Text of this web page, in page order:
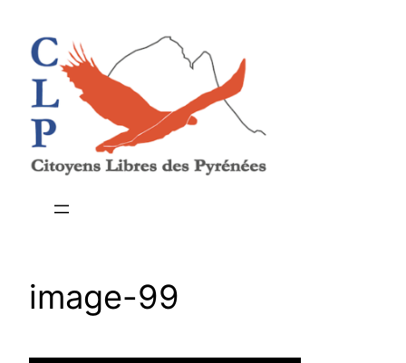
contenu
image-99